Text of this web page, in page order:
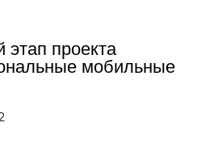
этап проекта
мобильные